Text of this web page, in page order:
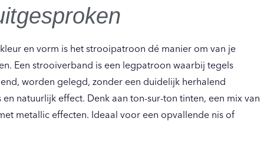
en vorm is het strooipatroon dé manier om van je
Een strooiverband is een legpatroon waarbij tegels
worden gelegd, zonder een duidelijk herhalend
natuurlijk effect. Denk aan ton-sur-ton tinten, een mix van
metallic effecten. Ideaal voor een opvallende nis of